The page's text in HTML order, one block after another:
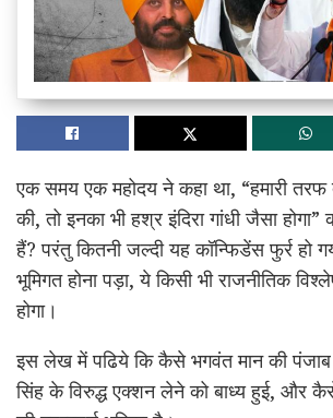
एक समय एक महोदय ने कहा था, “हमारी
की, तो इनका भी हश्र इंदिरा गांधी जैसा
हैं? परंतु कितनी जल्दी यह कॉन्फिडेंस फुर्र हो
भूमिगत होना पड़ा, ये किसी भी राजनीतिक
होगा।
इस लेख में पढिये कि कैसे भगवंत मान की
सिंह के विरुद्ध एक्शन लेने को बाध्य हुई, और